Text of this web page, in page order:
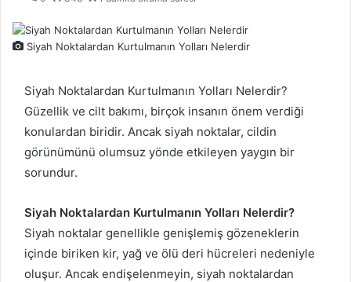
Siyah Noktalardan Kurtulmanın Yolları Nelerdir
Siyah Noktalardan Kurtulmanın Yolları Nelerdir?
Güzellik ve cilt bakımı, birçok insanın önem verdiği
konulardan biridir. Ancak siyah noktalar, cildin
görünümünü olumsuz yönde etkileyen yaygın bir
sorundur.
Siyah Noktalardan Kurtulmanın Yolları Nelerdir?
Siyah noktalar genellikle genişlemiş gözeneklerin
içinde biriken kir, yağ ve ölü deri hücreleri nedeniyle
oluşur. Ancak endişelenmeyin, siyah noktalardan